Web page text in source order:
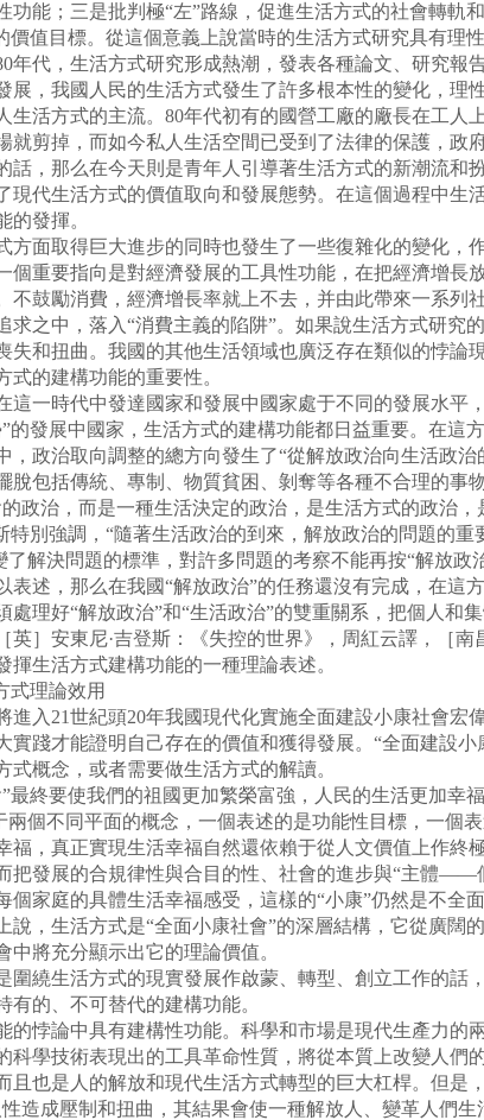
能；三是批判極“左”路線，促進生活方式的社會轉軌
價值目標。從這個意義上說當時的生活方式研究具有理
代，生活方式研究形成熱潮，發表各種論文、研究報
，我國人民的生活方式發生了許多根本性的變化，理
生活方式的主流。80年代初有的國營工廠的廠長在工人
就剪掉，而如今私人生活空間已受到了法律的保護，政
，那么在今天則是青年人引導著生活方式的新潮流和
現代生活方式的價值取向和發展態勢。在這個過程中生
的發揮。
面取得巨大進步的同時也發生了一些復雜化的變化，
個重要指向是對經濟發展的工具性功能，在把經濟增長
不鼓勵消費，經濟增長率就上不去，并由此帶來一系列
之中，落入“消費主義的陷阱”。如果說生活方式研究
和扭曲。我國的其他生活領域也廣泛存在類似的悖論
的建構功能的重要性。
時代中發達國家和發展中國家處于不同的發展水平
的發展中國家，生活方式的建構功能都日益重要。在這
政治取向調整的總方向發生了“從解放政治向生活政
脫包括傳統、專制、物質貧困、剝奪等各種不合理的事
政治，而是一種生活決定的政治，是生活方式的政治
特別強調，“隨著生活政治的到來，解放政治的問題的
了解決問題的標準，對許多問題的考察不能再按“解放
述，那么在我國“解放政治”的任務還沒有完成，在這
理好“解放政治”和“生活政治”的雙重關系，把個人和
］安東尼·吉登斯：《失控的世界》，周紅云譯，［南
生活方式建構功能的一種理論表述。
理論效用
入21世紀頭20年我國現代化實施全面建設小康社會宏
踐才能證明自己存在的價值和獲得發展。“全面建設
概念，或者需要做生活方式的解讀。
要使我們的祖國更加繁榮富強，人民的生活更加幸福
兩個不同平面的概念，一個表述的是功能性目標，一個
福，真正實現生活幸福自然還依賴于從人文價值上作終
把發展的合規律性與合目的性、社會的進步與“主體——
家庭的具體生活幸福感受，這樣的“小康”仍然是不全
說，生活方式是“全面小康社會”的深層結構，它從廣闊
將充分顯示出它的理論價值。
生活方式的現實發展作啟蒙、轉型、創立工作的話
的、不可替代的建構功能。
悖論中具有建構性功能。科學和市場是現代生產力的
科學技術表現出的工具革命性質，將從本質上改變人
且也是人的解放和現代生活方式轉型的巨大杠桿。但是
造成壓制和扭曲，其結果會使一種解放人、變革人們